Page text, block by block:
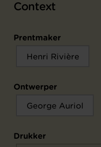
Context
Prentmaker
Henri Rivière
Ontwerper
George Auriol
Drukker